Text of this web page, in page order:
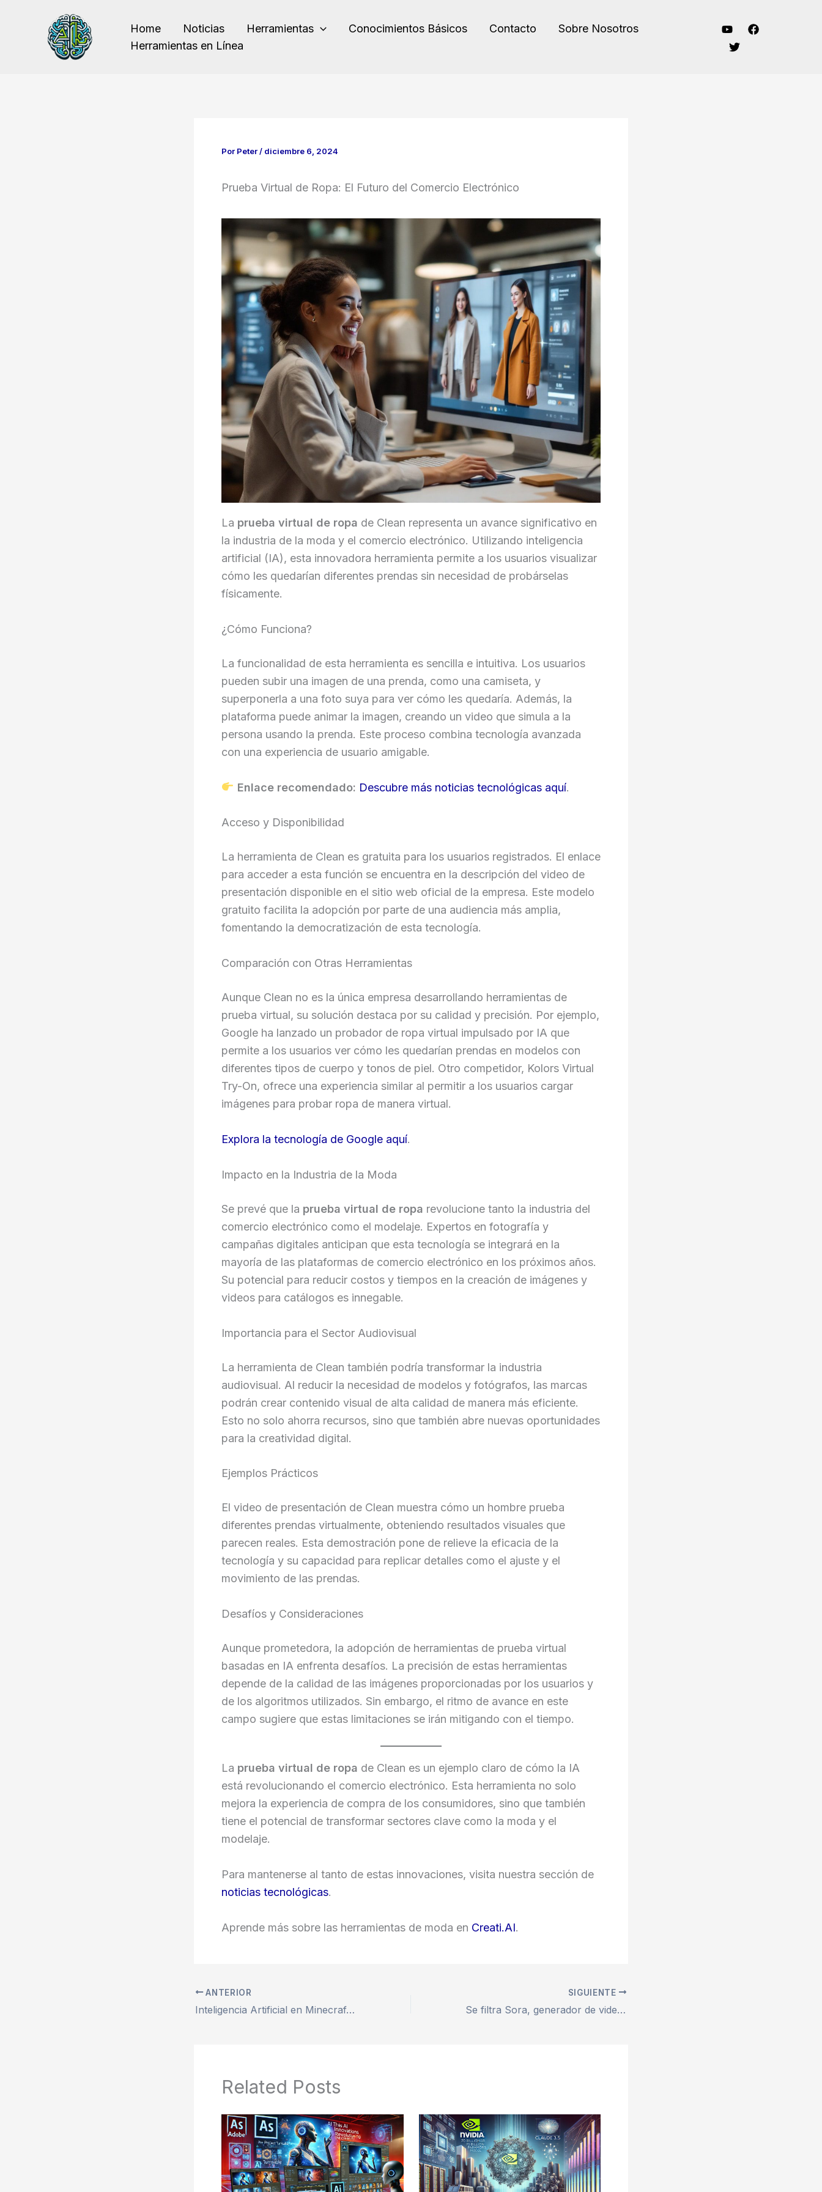
contenido
Home Noticias Herramientas Conocimientos Básicos Contacto
Sobre Nosotros
Herramientas en Línea
Por Peter/ diciembre 6, 2024
Prueba Virtual de Ropa: El Futuro del Comercio Electrónico
La prueba virtual de ropa de Clean representa un avance significativo en
la industria de la moda y el comercio electrónico. Utilizando inteligencia
artificial (IA), esta innovadora herramienta permite a los usuarios visualizar
cómo les quedarían diferentes prendas sin necesidad de probárselas
físicamente.
¿Cómo Funciona?
La funcionalidad de esta herramienta es sencilla e intuitiva. Los usuarios
pueden subir una imagen de una prenda, como una camiseta, y
superponerla a una foto suya para ver cómo les quedaría. Además, la
plataforma puede animar la imagen, creando un video que simula a la
persona usando la prenda. Este proceso combina tecnología avanzada
con una experiencia de usuario amigable.
Enlace recomendado: Descubre más noticias tecnológicas aquí.
Acceso y Disponibilidad
La herramienta de Clean es gratuita para los usuarios registrados. El enlace
para acceder a esta función se encuentra en la descripción del video de
presentación disponible en el sitio web oficial de la empresa. Este modelo
gratuito facilita la adopción por parte de una audiencia más amplia,
fomentando la democratización de esta tecnología.
Comparación con Otras Herramientas
Aunque Clean no es la única empresa desarrollando herramientas de
prueba virtual, su solución destaca por su calidad y precisión. Por ejemplo,
Google ha lanzado un probador de ropa virtual impulsado por IA que
permite a los usuarios ver cómo les quedarían prendas en modelos con
diferentes tipos de cuerpo y tonos de piel. Otro competidor, Kolors Virtual
Try-On, ofrece una experiencia similar al permitir a los usuarios cargar
imágenes para probar ropa de manera virtual.
Explora la tecnología de Google aquí.
Impacto en la Industria de la Moda
Se prevé que la prueba virtual de ropa revolucione tanto la industria del
comercio electrónico como el modelaje. Expertos en fotografía y
campañas digitales anticipan que esta tecnología se integrará en la
mayoría de las plataformas de comercio electrónico en los próximos años.
Su potencial para reducir costos y tiempos en la creación de imágenes y
videos para catálogos es innegable.
Importancia para el Sector Audiovisual
La herramienta de Clean también podría transformar la industria
audiovisual. Al reducir la necesidad de modelos y fotógrafos, las marcas
podrán crear contenido visual de alta calidad de manera más eficiente.
Esto no solo ahorra recursos, sino que también abre nuevas oportunidades
para la creatividad digital.
Ejemplos Prácticos
El video de presentación de Clean muestra cómo un hombre prueba
diferentes prendas virtualmente, obteniendo resultados visuales que
parecen reales. Esta demostración pone de relieve la eficacia de la
tecnología y su capacidad para replicar detalles como el ajuste y el
movimiento de las prendas.
Desafíos y Consideraciones
Aunque prometedora, la adopción de herramientas de prueba virtual
basadas en IA enfrenta desafíos. La precisión de estas herramientas
depende de la calidad de las imágenes proporcionadas por los usuarios y
de los algoritmos utilizados. Sin embargo, el ritmo de avance en este
campo sugiere que estas limitaciones se irán mitigando con el tiempo.
La prueba virtual de ropa de Clean es un ejemplo claro de cómo la IA
está revolucionando el comercio electrónico. Esta herramienta no solo
mejora la experiencia de compra de los consumidores, sino que también
tiene el potencial de transformar sectores clave como la moda y el
modelaje.
Para mantenerse al tanto de estas innovaciones, visita nuestra sección de
noticias tecnológicas.
Aprende más sobre las herramientas de moda en Creati.AI.
ANTERIOR
Inteligencia Artificial en Minecraft: El Experimento que Reproduce la Sociedad Humana
SIGUIENTE
Se filtra Sora, generador de videos de OpenAI
Related Posts